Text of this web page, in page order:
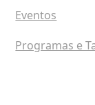
Eventos
Programas e